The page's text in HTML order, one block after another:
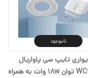
ناموجود
شارژر دیواری تایپ سی پاواریال
مدل WC66 توان 18w وات به همراه